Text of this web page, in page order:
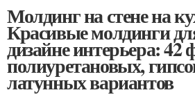
Молдинг на стене на
Красивые молдинги
дизайне интерьера: 42
полиуретановых,
латунных вариантов